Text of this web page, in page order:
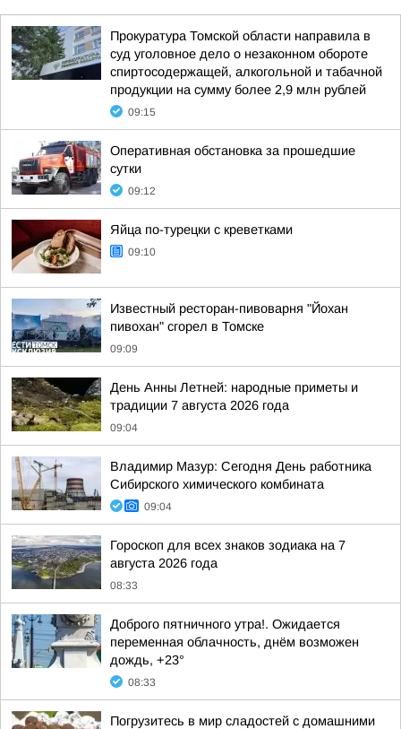
Прокуратура Томской области направила в
суд уголовное дело о незаконном обороте
спиртосодержащей, алкогольной и табачной
продукции на сумму более 2,9 млн рублей
09:15
Оперативная обстановка за прошедшие
сутки
09:12
Яйца по-турецки с креветками
09:10
Известный ресторан-пивоварня "Йохан
пивохан" сгорел в Томске
09:09
День Анны Летней: народные приметы и
традиции 7 августа 2026 года
09:04
Владимир Мазур: Сегодня День работника
Сибирского химического комбината
09:04
Гороскоп для всех знаков зодиака на 7
августа 2026 года
08:33
Доброго пятничного утра!. Ожидается
переменная облачность, днём возможен
дождь, +23°
08:33
Погрузитесь в мир сладостей с домашними